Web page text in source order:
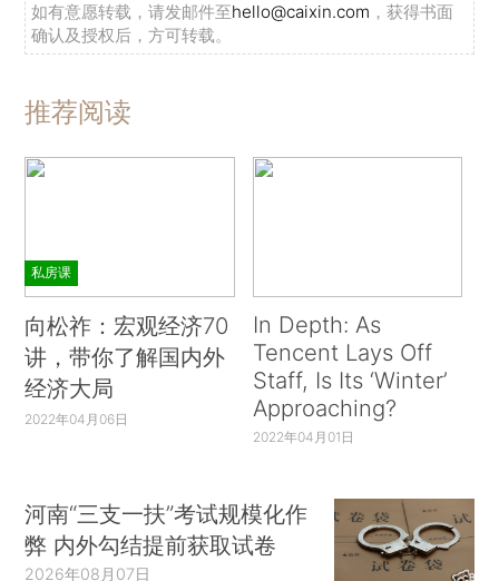
如有意愿转载，请发邮件至hello@caixin.com ，获得书面
确认及授权后，方可转载。
推荐阅读
私房课
向松祚：宏观经济70
讲，带你了解国内外
经济大局
2022年04月06日
In Depth: As
Tencent Lays Off
Staff, Is Its ‘Winter’
Approaching?
2022年04月01日
河南“三支一扶”考试规模化作
弊 内外勾结提前获取试卷
2026年08月07日